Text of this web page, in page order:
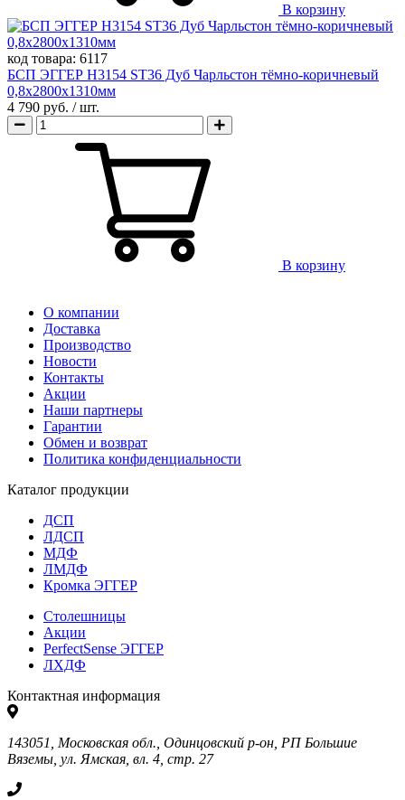
В корзину
код товара: 6117
БСП ЭГГЕР H3154 ST36 Дуб Чарльстон тёмно-коричневый
0,8х2800х1310мм
4 790 руб. / шт.
В корзину
О компании
Доставка
Производство
Новости
Контакты
Акции
Наши партнеры
Гарантии
Обмен и возврат
Политика конфиденциальности
Каталог продукции
ДСП
ЛДСП
МДФ
ЛМДФ
Кромка ЭГГЕР
Столешницы
Акции
PerfectSense ЭГГЕР
ЛХДФ
Контактная информация
143051, Московская обл., Одинцовский р-он, РП Большие
Вяземы, ул. Ямская, вл. 4, стр. 27